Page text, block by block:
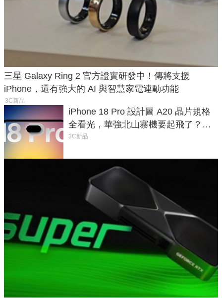
三星 Galaxy Ring 2 官方證實研發中！傳將支援
iPhone，還有強大的 AI 與智慧家電連動功能
3C新品
iPhone 18 Pro 設計圖 A20 晶片規格
全看光，華強北山寨機要起飛了？專
家曝山寨機無法復刻兩大關鍵
3C新品